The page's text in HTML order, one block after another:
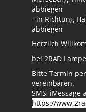
abbiegen
- in Richtung
abbiegen
Herzlich
bei 2RAD
Bitte Termin
vereinbaren.
SMS, iMessage
https://